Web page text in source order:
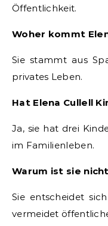
Öffentlichkeit.
Woher kommt
Sie stammt aus
privates Leben.
Hat Elena Cullell
Ja, sie hat drei
im Familienleben.
Warum ist sie
Sie entscheidet
vermeidet